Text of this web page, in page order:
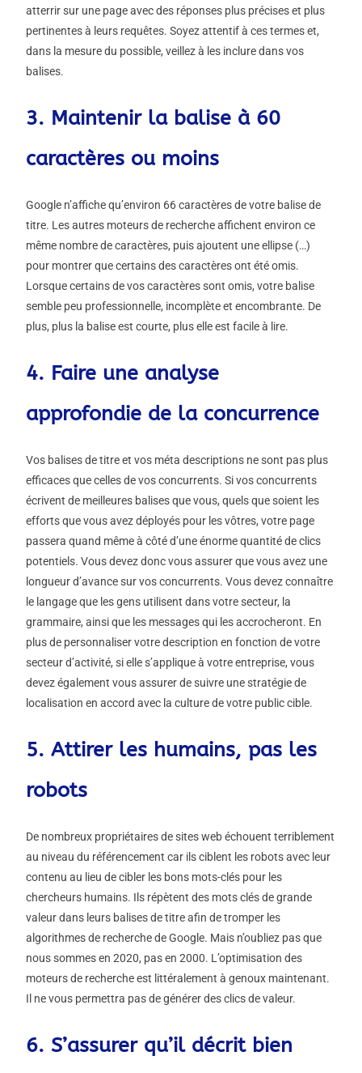
atterrir sur une page avec des réponses plus précises et plus
pertinentes à leurs requêtes. Soyez attentif à ces termes et,
dans la mesure du possible, veillez à les inclure dans vos
balises.
3. Maintenir la balise à 60
caractères ou moins
Google n’affiche qu’environ 66 caractères de votre balise de
titre. Les autres moteurs de recherche affichent environ ce
même nombre de caractères, puis ajoutent une ellipse (…)
pour montrer que certains des caractères ont été omis.
Lorsque certains de vos caractères sont omis, votre balise
semble peu professionnelle, incomplète et encombrante. De
plus, plus la balise est courte, plus elle est facile à lire.
4. Faire une analyse
approfondie de la concurrence
Vos balises de titre et vos méta descriptions ne sont pas plus
efficaces que celles de vos concurrents. Si vos concurrents
écrivent de meilleures balises que vous, quels que soient les
efforts que vous avez déployés pour les vôtres, votre page
passera quand même à côté d’une énorme quantité de clics
potentiels. Vous devez donc vous assurer que vous avez une
longueur d’avance sur vos concurrents. Vous devez connaître
le langage que les gens utilisent dans votre secteur, la
grammaire, ainsi que les messages qui les accrocheront. En
plus de personnaliser votre description en fonction de votre
secteur d’activité, si elle s’applique à votre entreprise, vous
devez également vous assurer de suivre une stratégie de
localisation en accord avec la culture de votre public cible.
5. Attirer les humains, pas les
robots
De nombreux propriétaires de sites web échouent terriblement
au niveau du référencement car ils ciblent les robots avec leur
contenu au lieu de cibler les bons mots-clés pour les
chercheurs humains. Ils répètent des mots clés de grande
valeur dans leurs balises de titre afin de tromper les
algorithmes de recherche de Google. Mais n’oubliez pas que
nous sommes en 2020, pas en 2000. L’optimisation des
moteurs de recherche est littéralement à genoux maintenant.
Il ne vous permettra pas de générer des clics de valeur.
6. S’assurer qu’il décrit bien